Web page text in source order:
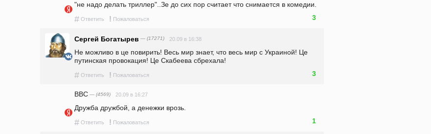
"не надо делать триллер"..Зе до сих пор считает что снимается в комедии.
# Ответить ! Пожаловаться 3
Сергей Богатырев — (17271) 20.09 в 16:38
Не можливо в це повирить! Весь мир знает, что весь мир с Украиной! Це
путинская провокация! Це Скабеева сбрехала!
# Ответить ! Пожаловаться 3
ВВС — (4569) 20.09 в 16:27
Дружба дружбой, а денежки врозь.
# Ответить ! Пожаловаться 1